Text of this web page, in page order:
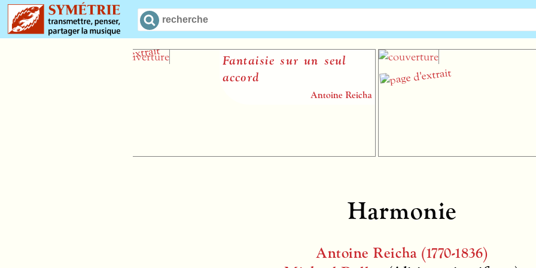
Fantaisie sur un seul
Antoine Reicha
Harmonie
Antoine Reicha (1770-1836)